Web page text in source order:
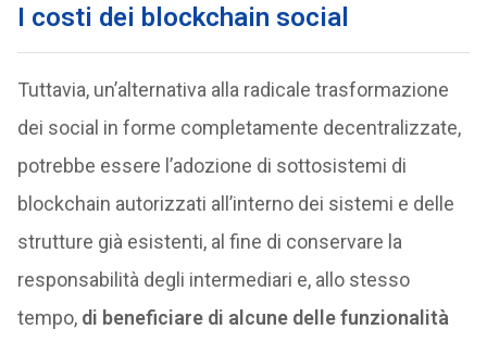
I costi dei blockchain social
Tuttavia, un’alternativa alla radicale trasformazione
dei social in forme completamente decentralizzate,
potrebbe essere l’adozione di sottosistemi di
blockchain autorizzati all’interno dei sistemi e delle
strutture già esistenti, al fine di conservare la
responsabilità degli intermediari e, allo stesso
tempo, di beneficiare di alcune delle funzionalità